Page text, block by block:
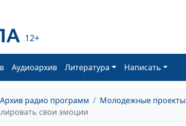
12+
Аудиоархив Литература Написать
Архив радио программ Молодежные проекты
свои эмоции